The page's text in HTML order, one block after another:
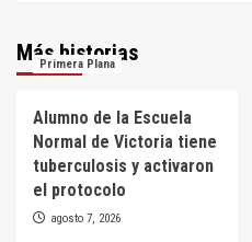
Más historias
Primera Plana
Alumno de la Escuela
Normal de Victoria tiene
tuberculosis y activaron
el protocolo
agosto 7, 2026